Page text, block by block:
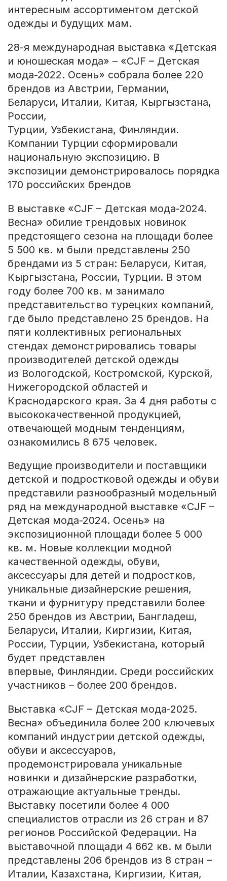
интересным ассортиментом детской
одежды и будущих мам.
28-я международная выставка «Детская
и юношеская мода» – «CJF – Детская
мода-2022. Осень» собрала более 220
брендов из Австрии, Германии,
Беларуси, Италии, Китая, Кыргызстана,
России,
Турции, Узбекистана, Финляндии.
Компании Турции сформировали
национальную экспозицию. В
экспозиции демонстрировалось порядка
170 российских брендов
В выставке «CJF – Детская мода-2024.
Весна» обилие трендовых новинок
предстоящего сезона на площади более
5 500 кв. м были представлены 250
брендами из 5 стран: Беларуси, Китая,
Кыргызстана, России, Турции. В этом
году более 700 кв. м занимало
представительство турецких компаний,
где было представлено 25 брендов. На
пяти коллективных региональных
стендах демонстрировались товары
производителей детской одежды
из Вологодской, Костромской, Курской,
Нижегородской областей и
Краснодарского края. За 4 дня работы с
высококачественной продукцией,
отвечающей модным тенденциям,
ознакомились 8 675 человек.
Ведущие производители и поставщики
детской и подростковой одежды и обуви
представили разнообразный модельный
ряд на международной выставке «CJF –
Детская мода-2024. Осень» на
экспозиционной площади более 5 000
кв. м. Новые коллекции модной
качественной одежды, обуви,
аксессуары для детей и подростков,
уникальные дизайнерские решения,
ткани и фурнитуру представили более
250 брендов из Австрии, Бангладеш,
Беларуси, Италии, Киргизии, Китая,
России, Турции, Узбекистана, который
будет представлен
впервые, Финляндии. Среди российских
участников – более 200 брендов.
Выставка «CJF – Детская мода-2025.
Весна» объединила более 200 ключевых
компаний индустрии детской одежды,
обуви и аксессуаров,
продемонстрировала уникальные
новинки и дизайнерские разработки,
отражающие актуальные тренды.
Выставку посетили более 4 000
специалистов отрасли из 26 стран и 87
регионов Российской Федерации. На
выставочной площади 4 662 кв. м были
представлены 206 брендов из 8 стран –
Италии, Казахстана, Киргизии, Китая,